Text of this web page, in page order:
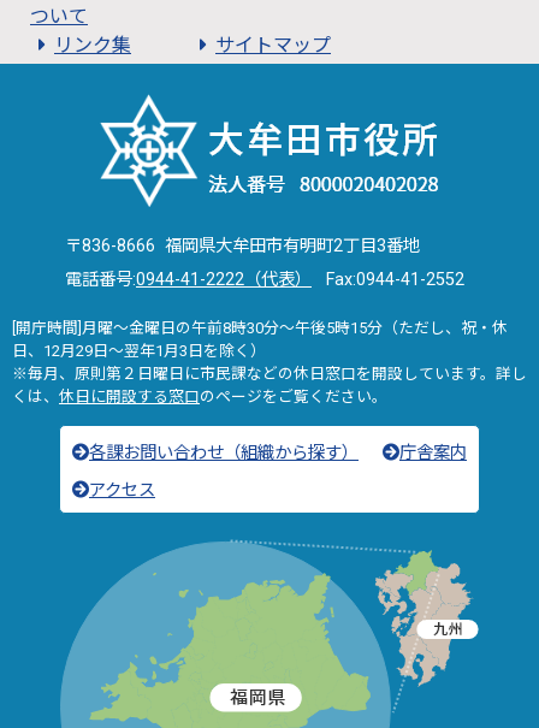
ついて
リンク集
サイトマップ
〒836-8666 福岡県大牟田市有明町2丁目3番地
電話番号:0944-41-2222（代表） Fax:0944-41-2552
[開庁時間]月曜～金曜日の午前8時30分～午後5時15分（ただし、祝・休
日、12月29日～翌年1月3日を除く）
※毎月、原則第２日曜日に市民課などの休日窓口を開設しています。詳し
くは、 休日に開設する窓口のページをご覧ください。
各課お問い合わせ（組織から探す）
庁舎案内
アクセス